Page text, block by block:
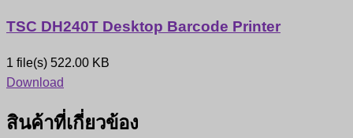
TSC DH240T Desktop Barcode Printer
1 file(s) 522.00 KB
Download
สินค้าที่เกี่ยวข้อง